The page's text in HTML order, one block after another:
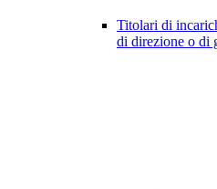
Titolari di
di direzione o di